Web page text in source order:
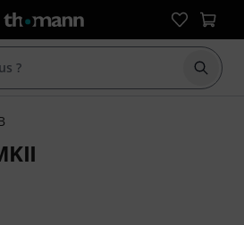
sur 5 d'après 269 évaluations clients